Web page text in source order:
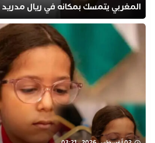
المغربي يتمسك بمكانه في ريال مدريد